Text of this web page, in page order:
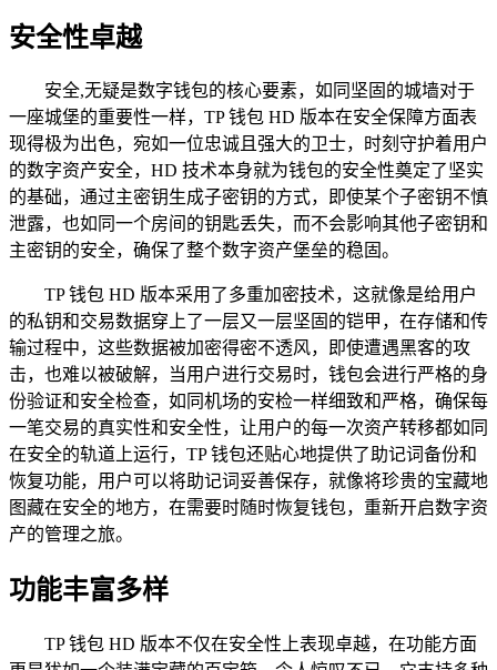
安全性卓越
安全,无疑是数字钱包的核心要素，如同坚固的城墙对于
一座城堡的重要性一样，TP 钱包 HD 版本在安全保障方面表
现得极为出色，宛如一位忠诚且强大的卫士，时刻守护着用户
的数字资产安全，HD 技术本身就为钱包的安全性奠定了坚实
的基础，通过主密钥生成子密钥的方式，即使某个子密钥不慎
泄露，也如同一个房间的钥匙丢失，而不会影响其他子密钥和
主密钥的安全，确保了整个数字资产堡垒的稳固。
TP 钱包 HD 版本采用了多重加密技术，这就像是给用户
的私钥和交易数据穿上了一层又一层坚固的铠甲，在存储和传
输过程中，这些数据被加密得密不透风，即使遭遇黑客的攻
击，也难以被破解，当用户进行交易时，钱包会进行严格的身
份验证和安全检查，如同机场的安检一样细致和严格，确保每
一笔交易的真实性和安全性，让用户的每一次资产转移都如同
在安全的轨道上运行，TP 钱包还贴心地提供了助记词备份和
恢复功能，用户可以将助记词妥善保存，就像将珍贵的宝藏地
图藏在安全的地方，在需要时随时恢复钱包，重新开启数字资
产的管理之旅。
功能丰富多样
TP 钱包 HD 版本不仅在安全性上表现卓越，在功能方面